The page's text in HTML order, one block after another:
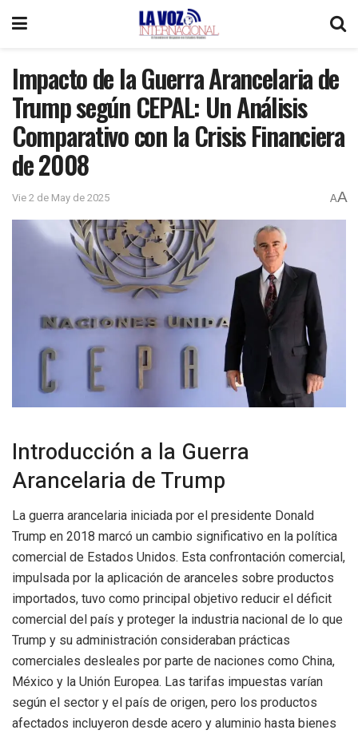
Impacto de la Guerra Arancelaria de
Trump según CEPAL: Un Análisis
Comparativo con la Crisis Financiera
de 2008
Vie 2 de May de 2025 AA
Introducción a la Guerra
Arancelaria de Trump
La guerra arancelaria iniciada por el presidente Donald
Trump en 2018 marcó un cambio significativo en la política
comercial de Estados Unidos. Esta confrontación comercial,
impulsada por la aplicación de aranceles sobre productos
importados, tuvo como principal objetivo reducir el déficit
comercial del país y proteger la industria nacional de lo que
Trump y su administración consideraban prácticas
comerciales desleales por parte de naciones como China,
México y la Unión Europea. Las tarifas impuestas varían
según el sector y el país de origen, pero los productos
afectados incluyeron desde acero y aluminio hasta bienes